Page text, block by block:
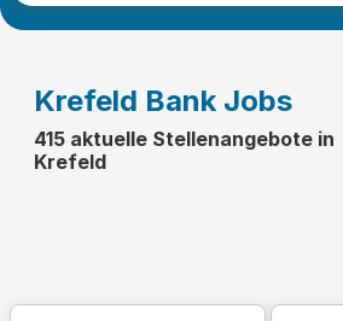
Krefeld Bank Jobs
415 aktuelle Stellenangebote in
Krefeld